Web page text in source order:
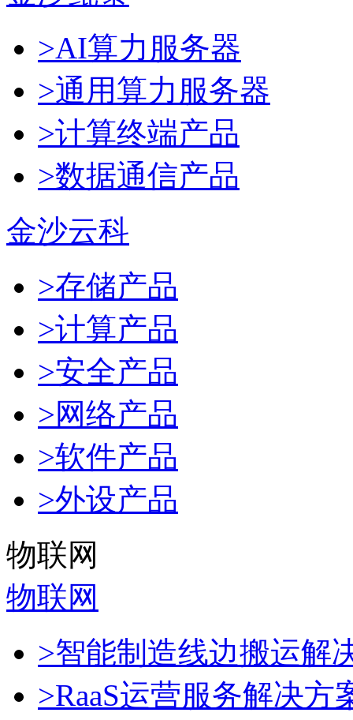
>AI算力服务器
>通用算力服务器
>计算终端产品
>数据通信产品
金沙云科
>存储产品
>计算产品
>安全产品
>网络产品
>软件产品
>外设产品
物联网
物联网
>智能制造线边搬运解
>RaaS运营服务解决方